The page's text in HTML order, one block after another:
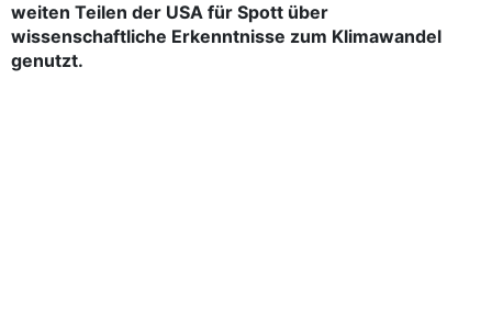
weiten Teilen der USA für Spott über
wissenschaftliche Erkenntnisse zum Klimawandel
genutzt.